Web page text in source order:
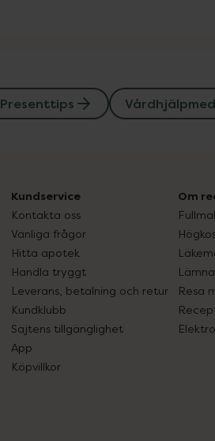
Presenttips
Kundservice
Kontakta oss
Vanliga frågor
Hitta apotek
Handla tryggt
Leverans, betalning och retur
Kundklubb
Sajtens tillgänglighet
App
Köpvillkor
Om
Resa